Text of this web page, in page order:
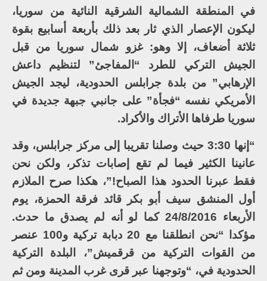
في المنطقة الشمالية الشرقية النائية من سوريا،
ليكون الإعصار الذي ثار بعد ذلك بأربعة أسابيع بقوة
ثلاثة أضعاف، إلا وهو: غزو شمال سوريا من قبل
الجيش التركي للطرد “المفاجئ” لتنظيم داعش
الإرهابي” من بلدة جرابلس الحدودية، ليجد الجيش
الأمريكي نفسه “فجأة” على جانبي جبهة جديدة في
سوريا طرفاها الأتراك والأكراد.
“إنها 3:30 حيث وصلنا تقريبا إلى مركز جرابلس، وقد
عانينا الكثير فيما لم تقع إصابات تذكر، ولكن نحن
فقط عبرنا الحدود هذا الصباح!”، هكذا صرح الملازم
أول المنشق سيف أبو بكر قائد فرقة الحمزة، يوم
الأربعاء 24/8/2016 كما لو أنه لم يصدق ما حدث.
مؤكدا “نحن انطلقنا مع 20 دبابة تركية و100 عنصر
من القوات التركية من قرقميش”، البلدة التركية
الحدودية في، “وتوجهنا عبر قرى غرب المدينة ومن ثم